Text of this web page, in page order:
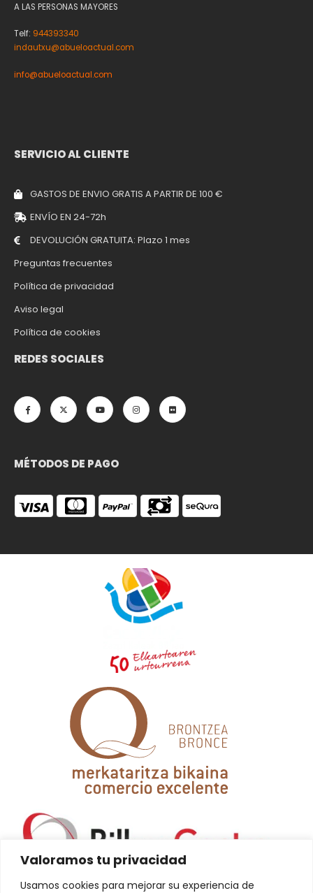
Valoramos tu privacidad
Usamos cookies para mejorar su experiencia de
A LAS PERSONAS MAYORES
Telf: 944393340
indautxu@abueloactual.com
info@abueloactual.com
SERVICIO AL CLIENTE
GASTOS DE ENVIO GRATIS A PARTIR DE 100 €
ENVÍO EN 24-72h
DEVOLUCIÓN GRATUITA: Plazo 1 mes
Preguntas frecuentes
Política de privacidad
Aviso legal
Política de cookies
REDES SOCIALES
MÉTODOS DE PAGO